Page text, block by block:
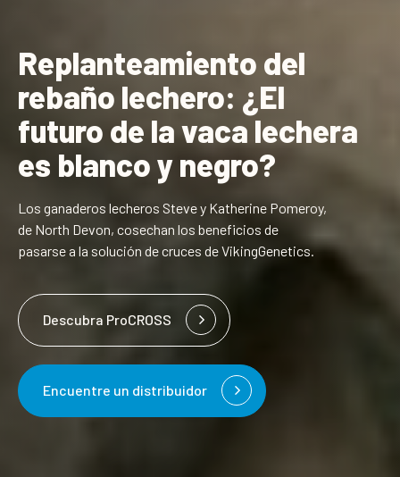
Replanteamiento del
rebaño lechero: ¿El
futuro de la vaca lechera
es blanco y negro?
Los ganaderos lecheros Steve y Katherine Pomeroy,
de North Devon, cosechan los beneficios de
pasarse a la solución de cruces de VikingGenetics.
Descubra ProCROSS
Encuentre un distribuidor